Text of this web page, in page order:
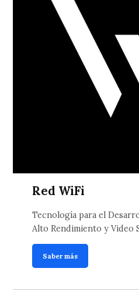
Red WiFi
Tecnología para el
Alto Rendimiento y Video
Saber más